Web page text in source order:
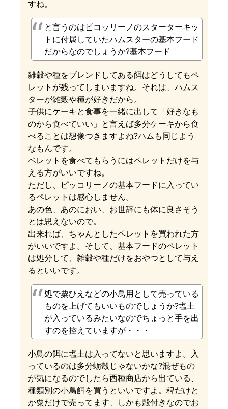
すね。
と言うのはピコッリーノのスターターキッ
トに付属していたハムスターの基本フード
だからなのでしょうか?基本フード
雑穀や種をブレンドしてある餌はどうしてもペ
レットが残ってしまいますね。それは、ハムス
ターが雑穀や種が好きだから。
子供にケーキと食事を一緒に出して「好きなも
のから食べていい」と言えば多分ケーキから食
べることは想像つきますよね?ハムも同じよう
なもんです。
ペレットを食べてもらうにはペレットだけを与
える方がいいですね。
ただし、ピッコリーノの基本フードに入ってい
るペレットは感心しません。
あの色、あのにおい、お世辞にも体に良さそう
とは思えないので。
出来れば、ちゃんとしたペレットを買われた方
がいいですよ。そして、基本フードのペレット
は処分して、雑穀や種だけをおやつとして与え
るといいです。
処で粟ひえなどの小鳥用として売っている
ものを上げてもいいものでしょうか?塩土
が入っているみたいなのでちょっと手を出
すのを控えていますが・・・
小鳥の餌に塩土は入ってないと思いますよ。入
っているのは多分蛎殻じゃないかな?混ぜもの
が気になるのでしたら西種商店から出ている、
種類別の小鳥餌を買うといいですよ。稗だけと
か粟だけで売ってます、しかも殻付きなのでお